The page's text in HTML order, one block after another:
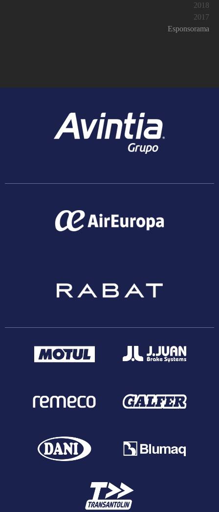
2018
2017
Esponsorama